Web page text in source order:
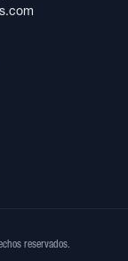
reservados.